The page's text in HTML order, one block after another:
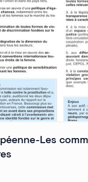
Les